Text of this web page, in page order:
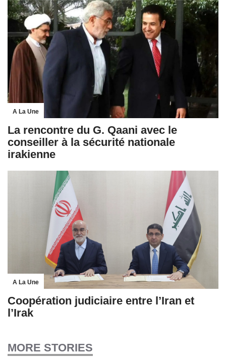
A La Une
La rencontre du G. Qaani avec le
conseiller à la sécurité nationale
irakienne
A La Une
Coopération judiciaire entre l’Iran et
l’Irak
MORE STORIES